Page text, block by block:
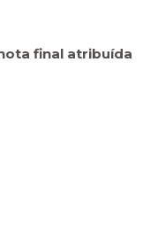
final atribuída